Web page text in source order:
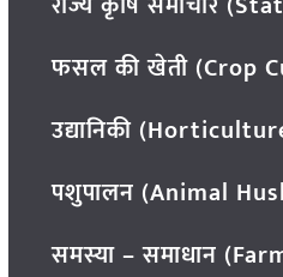
फसल की खेती (Crop
उद्यानिकी
पशुपालन (Animal
समस्या – समाधान